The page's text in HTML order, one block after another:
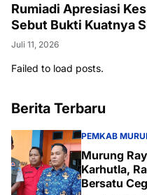
Rumiadi Apresiasi
Sebut Bukti Kuatnya
Juli 11, 2026
Failed to load posts.
Berita Terbaru
PEMKAB
Murung
Karhutla,
Bersatu